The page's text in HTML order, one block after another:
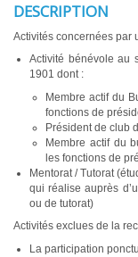
DESCRIPTION
Activités concernées par
Activité bénévole au
1901 dont :
Membre actif du
fonctions de
Président de club
Membre actif du
les fonctions de
Mentorat / Tutorat
qui réalise auprès
ou de tutorat)
Activités exclues de la
La participation